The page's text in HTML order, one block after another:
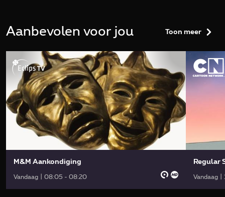
Aanbevolen voor jou Toon meer
M&M Aankondiging
Vandaag | 08:05 - 08:20
Regular
Vandaag |